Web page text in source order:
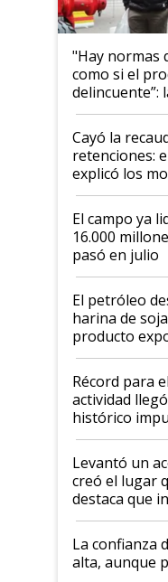
"Hay normas
como si el
delincuente”:
al Congreso
habló del
Cayó la
retenciones:
explicó los
El campo ya
16.000
pasó en julio
El petróleo
harina de
producto
el agro
diez dólares y
liderazgo en
récord
Récord para
actividad
histórico
cosecha y
Levantó un
creó el lugar
destaca que
kirchnerismo
plata a un
Juan Félix
que de una
La confianza
alta, aunque